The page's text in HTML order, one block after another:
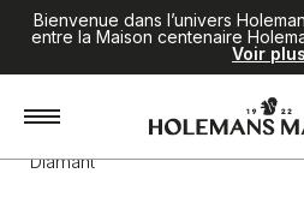
Bienvenue dans l’univers
entre la Maison centenaire
Voir plus
Haute Joaillerie /
Diamant